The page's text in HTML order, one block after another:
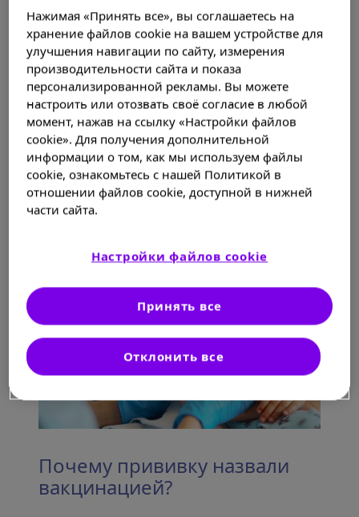
заболеваний, исключая их фатальное
влияние на организм и его
функционирование.
Почему прививку назвали вакцинацией?
Как работает иммунитет?
Каков принцип действия вакцины?
Достижения вакцинопрофилактики
Почему прививку назвали
вакцинацией?
Нажимая «Принять все», вы соглашаетесь на
хранение файлов cookie на вашем устройстве для
улучшения навигации по сайту, измерения
производительности сайта и показа
персонализированной рекламы. Вы можете
настроить или отозвать своё согласие в любой
момент, нажав на ссылку «Настройки файлов
cookie». Для получения дополнительной
информации о том, как мы используем файлы
cookie, ознакомьтесь с нашей Политикой в
отношении файлов cookie, доступной в нижней
части сайта.
Настройки файлов cookie
Отклонить все
Принять все